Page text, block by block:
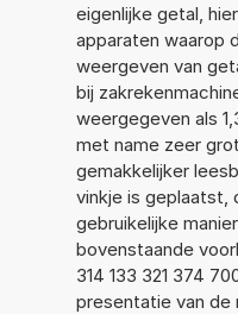
eigenlijke getal, hier
apparaten waarop
weergeven van
bij
weergegeven als
met name zeer
gemakkelijker
vinkje is geplaatst,
gebruikelijke
bovenstaande
314 133 321 374
presentatie van de